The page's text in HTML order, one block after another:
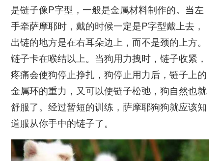
是链子像P字型，一般是金属材料制作的。当左
手牵萨摩耶时，戴的时候一定是P字型戴上去，
出链的地方是在右耳朵边上，而不是颈的上方。
链子卡在喉结以上。当狗用力拽时，链子收紧，
疼痛会使狗停止挣扎，狗停止用力后，链子上的
金属环的重力，又可以使链子松弛，狗自然也就
舒服了。经过暂短的训练，萨摩耶狗狗就应该知
道服从你手中的链子了。